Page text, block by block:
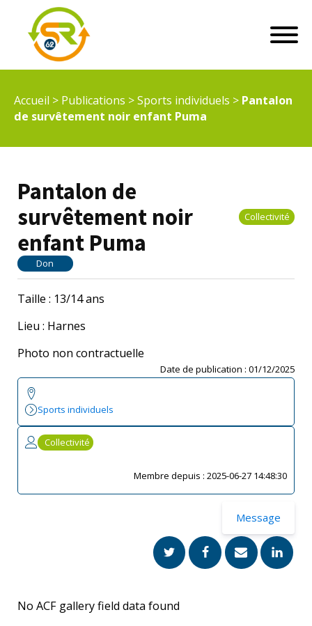
Accueil > Publications >Sports individuels > Pantalon
de survêtement noir enfant Puma
Pantalon de
survêtement noir
enfant Puma
Collectivité
Don
Taille : 13/14 ans
Lieu : Harnes
Photo non contractuelle
Date de publication :01/12/2025
Sports individuels
Collectivité
Membre depuis : 2025-06-27 14:48:30
Message
No ACF gallery field data found